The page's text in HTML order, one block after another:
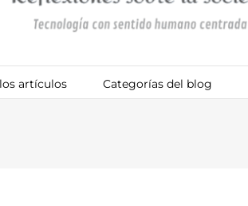
artículos Categorías del blog